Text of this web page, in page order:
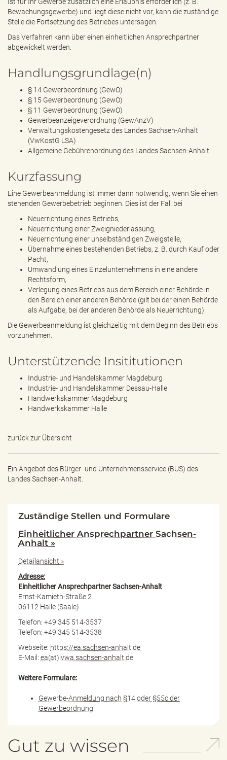
Bewachungsgewerbe) und liegt diese nicht vor, kann die zuständige
Stelle die Fortsetzung des Betriebes untersagen.
Das Verfahren kann über einen einheitlichen Ansprechpartner
abgewickelt werden.
Handlungsgrundlage(n)
§ 14 Gewerbeordnung (GewO)
§ 15 Gewerbeordnung (GewO)
§ 11 Gewerbeordnung (GewO)
Gewerbeanzeigeverordnung (GewAnzV)
Verwaltungskostengesetz des Landes Sachsen-Anhalt
(VwKostG LSA)
Allgemeine Gebührenordnung des Landes Sachsen-Anhalt
Kurzfassung
Eine Gewerbeanmeldung ist immer dann notwendig, wenn Sie einen
stehenden Gewerbebetrieb beginnen. Dies ist der Fall bei
Neuerrichtung eines Betriebs,
Neuerrichtung einer Zweigniederlassung,
Neuerrichtung einer unselbständigen Zweigstelle,
Übernahme eines bestehenden Betriebs, z. B. durch Kauf oder
Pacht,
Umwandlung eines Einzelunternehmens in eine andere
Rechtsform,
Verlegung eines Betriebs aus dem Bereich einer Behörde in
den Bereich einer anderen Behörde (gilt bei der einen Behörde
als Aufgabe, bei der anderen Behörde als Neuerrichtung).
Die Gewerbeanmeldung ist gleichzeitig mit dem Beginn des Betriebs
vorzunehmen.
Unterstützende Insititutionen
Industrie- und Handelskammer Magdeburg
Industrie- und Handelskammer Dessau-Halle
Handwerkskammer Magdeburg
Handwerkskammer Halle
zurück zur Übersicht
Ein Angebot des Bürger- und Unternehmensservice (BUS) des
Landes Sachsen-Anhalt.
Zuständige Stellen und Formulare
Einheitlicher Ansprechpartner Sachsen-
Anhalt »
Detailansicht »
Adresse:
Einheitlicher Ansprechpartner Sachsen-Anhalt
Ernst-Kamieth-Straße 2
06112 Halle (Saale)
Telefon: +49 345 514-3537
Telefon: +49 345 514-3538
Webseite: https://ea.sachsen-anhalt.de
E-Mail: ea(at)lvwa.sachsen-anhalt.de
Weitere Formulare:
Gewerbe-Anmeldung nach §14 oder §55c der
Gewerbeordnung
Gut zu wissen